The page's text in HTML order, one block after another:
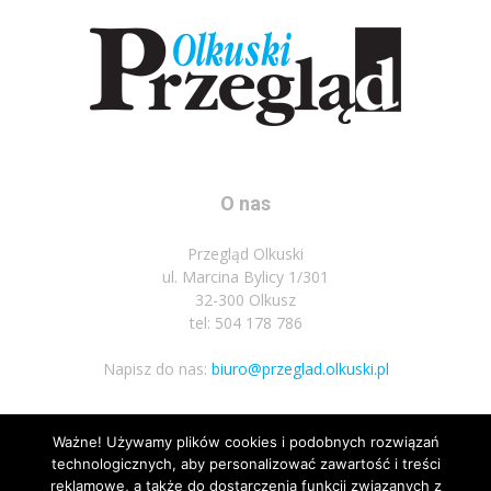
O nas
Przegląd Olkuski
ul. Marcina Bylicy 1/301
32-300 Olkusz
tel: 504 178 786
Napisz do nas: biuro@przeglad.olkuski.pl
Podążaj za nami
Ważne! Używamy plików cookies i podobnych rozwiązań
technologicznych, aby personalizować zawartość i treści
reklamowe, a także do dostarczenia funkcji związanych z